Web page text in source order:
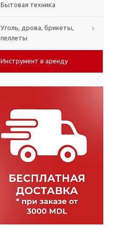
Бытовая техника
Уголь, дрова, брикеты,
пеллеты
Инструмент в аренду